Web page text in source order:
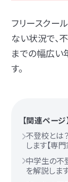
フリースクー
ない状況で、
までの幅広い
す。
【関連ページ
不登校とは
します【専
中学生の不
を解説しま